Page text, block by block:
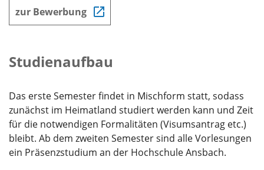
zur Bewerbung
Studienaufbau
Das erste Semester findet in Mischform statt, sodass
zunächst im Heimatland studiert werden kann und Zeit
für die notwendigen Formalitäten (Visumsantrag etc.)
bleibt. Ab dem zweiten Semester sind alle Vorlesungen
ein Präsenzstudium an der Hochschule Ansbach.